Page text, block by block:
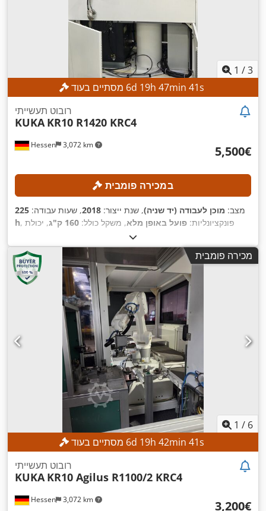
1 /3
6d 19h 47min 39s
Hessen 3,072 km
רובוט תעשייתי
KUKA KR10 R1420 KRC4
‏5,500 ‏€
במכירה פומבית
מצב: מוכן לעבודה (יד שניה), שנת ייצור: 2018, שעות עבודה: 225
h
, פונקציונליות: פועל באופן מלא, משקל כולל: 160 ק"ג
, יכולת
, טווח זרוע:1,420 מ"מ
מספר צירים:6 ,
מכירה פומבית
1 / 6
6d 19h 42min 39s
Hessen 3,072 km
רובוט תעשייתי
KUKA KR10 Agilus R1100/2 KRC4
‏3,200 ‏€